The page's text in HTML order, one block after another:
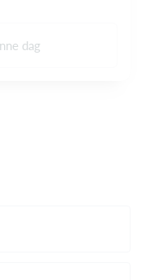
dag